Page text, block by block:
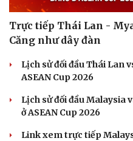
Trực tiếp Thái Lan -
Căng như dây đàn
Lịch sử đối đầu Thái Lan
ASEAN Cup 2026
Lịch sử đối đầu Malaysia
ở ASEAN Cup 2026
Link xem trực tiếp